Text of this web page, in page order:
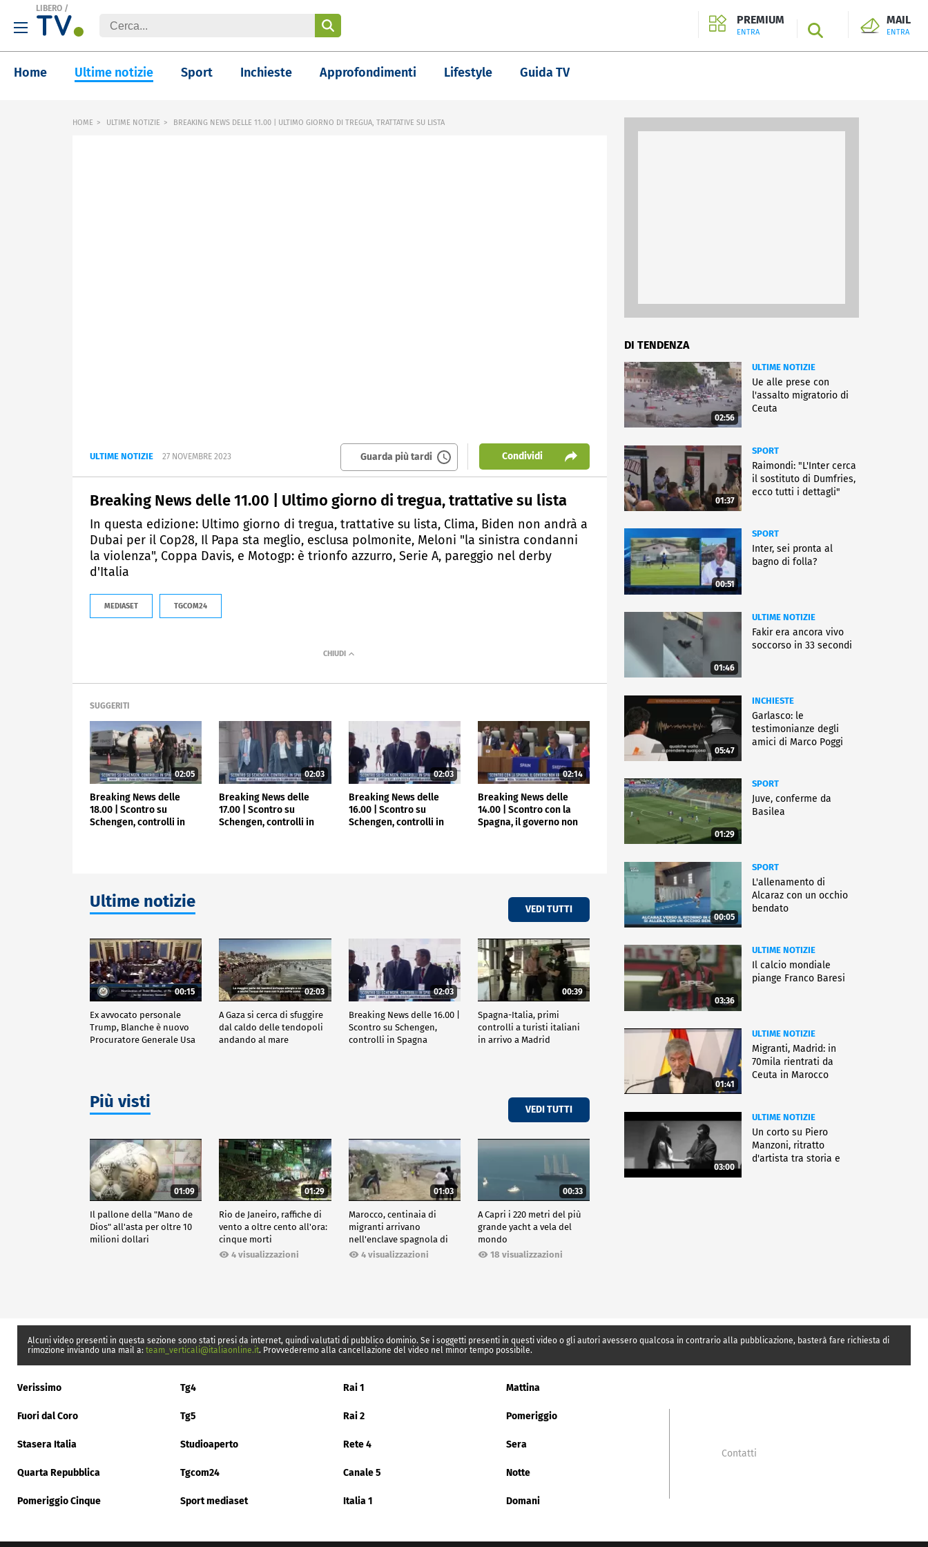
LIBERO /
PREMIUM
ENTRA SEARCH
MAIL
ENTRA
Home Ultime notizie Sport Inchieste Approfondimenti Lifestyle Guida TV
HOME ULTIME NOTIZIE BREAKING NEWS DELLE 11.00 | ULTIMO GIORNO DI TREGUA, TRATTATIVE SU LISTA
ULTIME NOTIZIE 27 NOVEMBRE 2023 Guarda più tardi Condividi
Breaking News delle 11.00 | Ultimo giorno di tregua, trattative su lista
In questa edizione: Ultimo giorno di tregua, trattative su lista, Clima, Biden non andrà a
Dubai per il Cop28, Il Papa sta meglio, esclusa polmonite, Meloni "la sinistra condanni
la violenza", Coppa Davis, e Motogp: è trionfo azzurro, Serie A, pareggio nel derby
d'Italia
MEDIASET TGCOM24
SUGGERITI
02:05
Breaking News delle
18.00 | Scontro su
Schengen, controlli in
02:03
Breaking News delle
17.00 | Scontro su
Schengen, controlli in
02:03
Breaking News delle
16.00 | Scontro su
Schengen, controlli in
02:14
Breaking News delle
14.00 | Scontro con la
Spagna, il governo non
Ultime notizie VEDI TUTTI
00:15
Ex avvocato personale
Trump, Blanche è nuovo
Procuratore Generale Usa
02:03
A Gaza si cerca di sfuggire
dal caldo delle tendopoli
andando al mare
02:03
Breaking News delle 16.00 |
Scontro su Schengen,
controlli in Spagna
00:39
Spagna-Italia, primi
controlli a turisti italiani
in arrivo a Madrid
Più visti VEDI TUTTI
01:09
Il pallone della "Mano de
Dios" all'asta per oltre 10
milioni dollari
01:29
Rio de Janeiro, raffiche di
vento a oltre cento all'ora:
cinque morti
4 visualizzazioni
01:03
Marocco, centinaia di
migranti arrivano
nell'enclave spagnola di
Ceuta4 visualizzazioni
00:33
A Capri i 220 metri del più
grande yacht a vela del
mondo
18 visualizzazioni
DI TENDENZA
02:56
ULTIME NOTIZIE
Ue alle prese con
l'assalto migratorio di
Ceuta
01:37
SPORT
Raimondi: "L'Inter cerca
il sostituto di Dumfries,
ecco tutti i dettagli"
00:51
SPORT
Inter, sei pronta al
bagno di folla?
01:46
ULTIME NOTIZIE
Fakir era ancora vivo
soccorso in 33 secondi
05:47
INCHIESTE
Garlasco: le
testimonianze degli
amici di Marco Poggi
01:29
SPORT
Juve, conferme da
Basilea
00:05
SPORT
L'allenamento di
Alcaraz con un occhio
bendato
03:36
ULTIME NOTIZIE
Il calcio mondiale
piange Franco Baresi
01:41
ULTIME NOTIZIE
Migranti, Madrid: in
70mila rientrati da
Ceuta in Marocco
03:00
ULTIME NOTIZIE
Un corto su Piero
Manzoni, ritratto
d'artista tra storia e
Alcuni video presenti in questa sezione sono stati presi da internet, quindi valutati di pubblico dominio. Se i soggetti presenti in questi video o gli autori avessero qualcosa in contrario alla pubblicazione, basterà fare richiesta di
rimozione inviando una mail a: team_verticali@italiaonline.it. Provvederemo alla cancellazione del video nel minor tempo possibile.
Verissimo Tg4 Rai 1 Mattina
Fuori dal Coro Tg5 Rai 2 Pomeriggio
Stasera Italia Studioaperto Rete 4 Sera
Quarta Repubblica Tgcom24 Canale 5 Notte
Pomeriggio Cinque Sport mediaset Italia 1 Domani
Contatti